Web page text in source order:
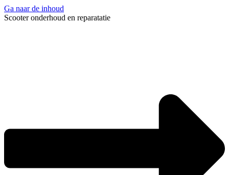
Ga naar de inhoud
Scooter onderhoud en reparatatie